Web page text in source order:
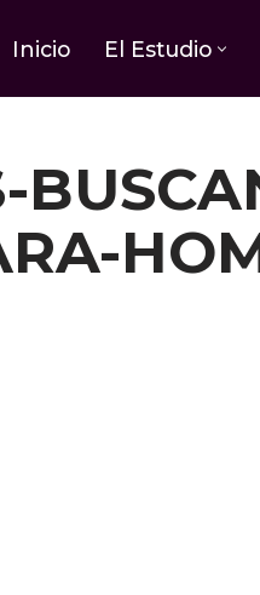
Inicio El Estudio